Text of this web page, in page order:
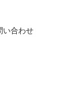
い合わせ